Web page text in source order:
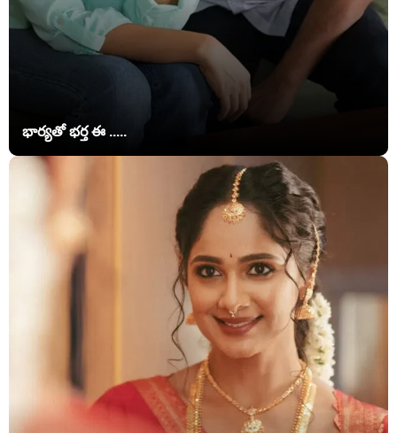
భార్యతో భర్త ఈ .....